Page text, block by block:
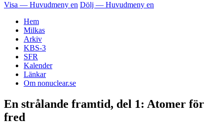
Visa — Huvudmeny en Dölj — Huvudmeny en
Hem
Milkas
Arkiv
KBS-3
SFR
Kalender
Länkar
Om nonuclear.se
En strålande framtid, del 1: Atomer för
fred